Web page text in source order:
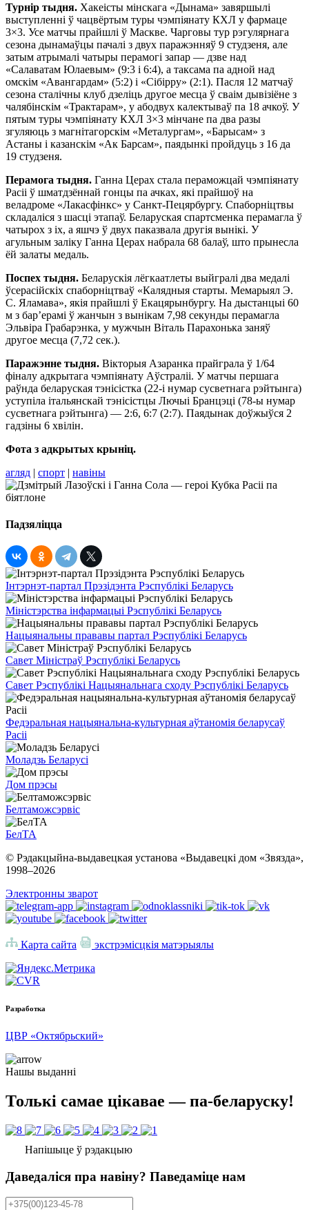
Турнір тыдня. Хакеісты мінскага «Дынама» завяршылі
выступленні ў чацвёртым туры чэмпіянату КХЛ у фармаце
3×3. Усе матчы прайшлі ў Маскве. Чарговы тур рэгулярнага
сезона дынамаўцы пачалі з двух паражэнняў 9 студзеня, але
затым атрымалі чатыры перамогі запар — дзве над
«Салаватам Юлаевым» (9:3 і 6:4), а таксама па адной над
омскім «Авангардам» (5:2) і «Сібірру» (2:1). Пасля 12 матчаў
сезона сталічны клуб дзеліць другое месца ў сваім дывізіёне з
чалябінскім «Трактарам», у абодвух калектываў па 18 ачкоў. У
пятым туры чэмпіянату КХЛ 3×3 мінчане па два разы
згуляюць з магнітагорскім «Металургам», «Барысам» з
Астаны і казанскім «Ак Барсам», паядынкі пройдуць з 16 да
19 студзеня.
Перамога тыдня. Ганна Церах стала пераможцай чэмпіянату
Расіі ў шматдзённай гонцы па ачках, які прайшоў на
веладроме «Лакасфінкс» у Санкт-Пецярбургу. Спаборніцтвы
складаліся з шасці этапаў. Беларуская спартсменка перамагла ў
чатырох з іх, а яшчэ ў двух паказвала другія вынікі. У
агульным заліку Ганна Церах набрала 68 балаў, што прынесла
ёй залаты медаль.
Поспех тыдня. Беларускія лёгкаатлеты выйгралі два медалі
ўсерасійскіх спаборніцтваў «Калядныя старты. Мемарыял Э.
С. Яламава», якія прайшлі ў Екацярынбургу. На дыстанцыі 60
м з бар’ерамі ў жанчын з вынікам 7,98 секунды перамагла
Эльвіра Грабарэнка, у мужчын Віталь Парахонька заняў
другое месца (7,72 сек.).
Паражэнне тыдня. Вікторыя Азаранка прайграла ў 1/64
фіналу адкрытага чэмпіянату Аўстраліі. У матчы першага
раўнда беларуская тэнісістка (22-і нумар сусветнага рэйтынга)
уступіла італьянскай тэнісістцы Лючыі Бранцэці (78-ы нумар
сусветнага рэйтынга) — 2:6, 6:7 (2:7). Паядынак доўжыўся 2
гадзіны 6 хвілін.
Фота з адкрытых крыніц.
агляд | спорт | навіны
Падзяліцца
Інтэрнэт-партал Прэзідэнта Рэспублікі Беларусь
Міністэрства інфармацыі Рэспублікі Беларусь
Нацыянальны прававы партал Рэспублікі Беларусь
Савет Міністраў Рэспублікі Беларусь
Савет Рэспублікі Нацыянальнага сходу Рэспублікі Беларусь
Федэральная нацыянальна-культурная аўтаномія беларусаў
Расіі
Моладзь Беларусі
Дом прэсы
Белтаможсэрвіс
БелТА
© Рэдакцыйна-выдавецкая установа «Выдавецкі дом «Звязда»,
1998–2026
Электронны зварот
Карта сайта экстрэмісцкія матэрыялы
Разработка
ЦВР «Октябрьский»
Нашы выданні
Толькі самае цікавае — па-беларуску!
Напішыце ў рэдакцыю
Даведаліся пра навіну? Паведаміце нам